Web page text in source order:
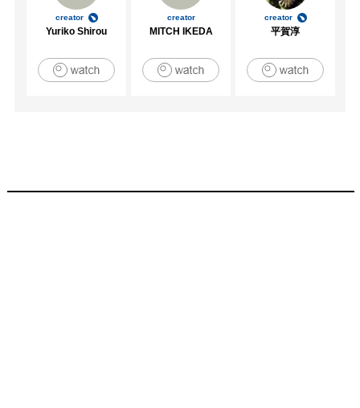
creator
Yuriko Shirou
creator
MITCH IKEDA
creator
平賀淳